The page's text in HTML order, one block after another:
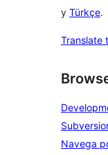
y Türkçe.
Translate
Navega